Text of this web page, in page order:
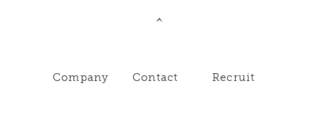
Company Contact Recruit